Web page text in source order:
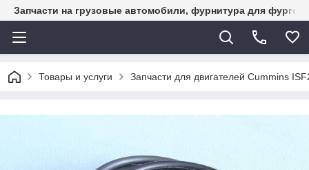
Запчасти на грузовые автомобили, фурнитура для
Товары и услуги Запчасти для двигателей Cummins